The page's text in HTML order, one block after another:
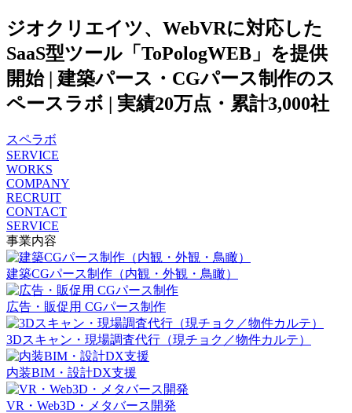
ジオクリエイツ、WebVRに対応した
SaaS型ツール「ToPologWEB」を提供
開始 | 建築パース・CGパース制作のス
ペースラボ | 実績20万点・累計3,000社
スペラボ
SERVICE
WORKS
COMPANY
RECRUIT
CONTACT
SERVICE
事業内容
建築CGパース制作（内観・外観・鳥瞰）
広告・販促用 CGパース制作
3Dスキャン・現場調査代行（現チョク／物件カルテ）
内装BIM・設計DX支援
VR・Web3D・メタバース開発